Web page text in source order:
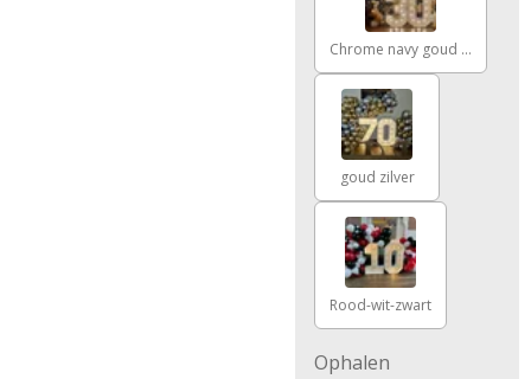
Chrome navy goud wit
goud zilver
Rood-wit-zwart
Ophalen